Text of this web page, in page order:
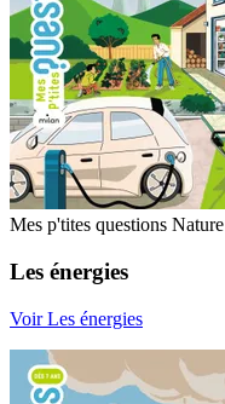
Mes p'tites questions Nature
Les énergies
Voir Les énergies